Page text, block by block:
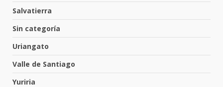
Salvatierra
Sin categoría
Uriangato
Valle de Santiago
Yuriria
1
En consultorio médico lesiona a